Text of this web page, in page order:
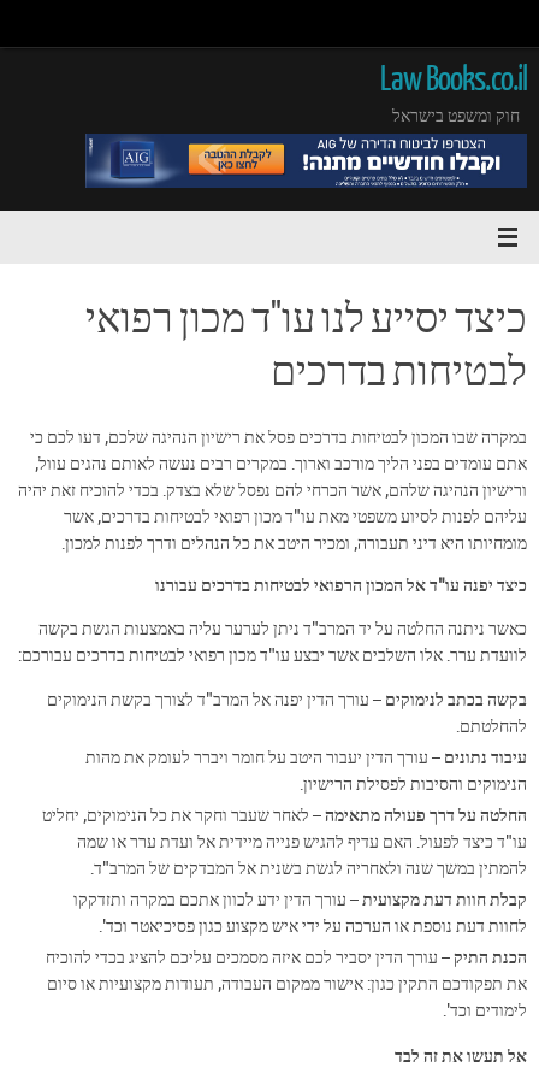
Law Books.co.il
חוק ומשפט בישראל
כיצד יסייע לנו עו"ד מכון רפואי
לבטיחות בדרכים
במקרה שבו המכון לבטיחות בדרכים פסל את רישיון הנהיגה שלכם, דעו לכם כי
אתם עומדים בפני הליך מורכב וארוך. במקרים רבים נעשה לאותם נהגים עוול,
ורישיון הנהיגה שלהם, אשר הכרחי להם נפסל שלא בצדק. בכדי להוכיח זאת יהיה
עליהם לפנות לסיוע משפטי מאת עו"ד מכון רפואי לבטיחות בדרכים, אשר
מומחיותו היא דיני תעבורה, ומכיר היטב את כל הנהלים ודרך לפנות למכון.
כיצד יפנה עו"ד אל המכון הרפואי לבטיחות בדרכים עבורנו
כאשר ניתנה החלטה על יד המרב"ד ניתן לערער עליה באמצעות הגשת בקשה
לוועדת ערר. אלו השלבים אשר יבצע עו"ד מכון רפואי לבטיחות בדרכים עבורכם:
בקשה בכתב לנימוקים – עורך הדין יפנה אל המרב"ד לצורך בקשת הנימוקים
להחלטתם.
עיבוד נתונים – עורך הדין יעבור היטב על חומר ויברר לעומק את מהות
הנימוקים והסיבות לפסילת הרישיון.
החלטה על דרך פעולה מתאימה– לאחר שעבר וחקר את כל הנימוקים, יחליט
עו"ד כיצד לפעול. האם עדיף להגיש פנייה מיידית אל ועדת ערר או שמה
להמתין במשך שנה ולאחריה לגשת בשנית אל המבדקים של המרב"ד.
קבלת חוות דעת מקצועית– עורך הדין ידע לכוון אתכם במקרה ותזדקקו
לחוות דעת נוספת או הערכה על ידי איש מקצוע כגון פסיכיאטר וכד'.
הכנת התיק– עורך הדין יסביר לכם איזה מסמכים עליכם להציג בכדי להוכיח
את תפקודכם התקין כגון: אישור ממקום העבודה, תעודות מקצועיות או סיום
לימודים וכד'.
אל תעשו את זה לבד